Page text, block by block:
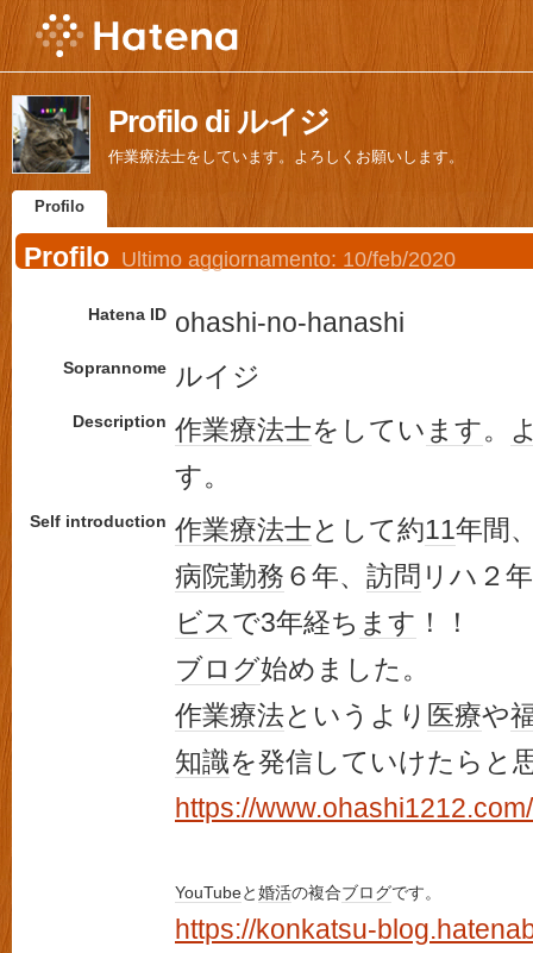
Profilo di ルイジ
作業療法士をしています。よろしくお願いします。
Profilo
Profilo Ultimo aggiornamento: 10/feb/2020
Hatena ID ohashi-no-hanashi
Soprannome ルイジ
Description 作業療法士をしてい ます。
す。
Self introduction 作業療法士として約11年間
病院勤務 ６年、 訪問 リハ２
ビスで3年経ち ます ！！
ブログ始めました。
作業療法というより 医療や
知識を発信していけたらと
https://www.ohashi1212.com/
YouTubeと婚活の複合ブログです。
https://konkatsu-